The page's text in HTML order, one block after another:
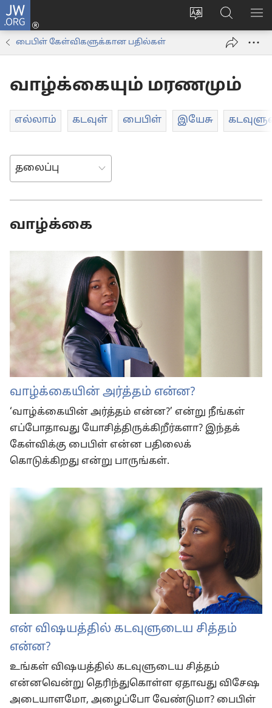
JW.ORG
மொழியை
மாற்றவும்
உள்நுழைக
window)
JW.ORG-
ல்
தேடவும்
பைபிள் கேள்விகளுக்கான பதில்கள்
வாழ்க்கையும் மரணமும்
எல்லாம் கடவுள் பைபிள் இயேசு
வாழ்க்கை
வாழ்க்கையின் அர்த்தம் என்ன?
‘வாழ்க்கையின் அர்த்தம் என்ன?’ என்று நீங்கள்
எப்போதாவது யோசித்திருக்கிறீர்களா? இந்தக்
கேள்விக்கு பைபிள் என்ன பதிலைக்
கொடுக்கிறது என்று பாருங்கள்.
என் விஷயத்தில் கடவுளுடைய சித்தம்
என்ன?
உங்கள் விஷயத்தில் கடவுளுடைய சித்தம்
என்னவென்று தெரிந்துகொள்ள ஏதாவது விசேஷ
அடையாளமோ, அழைப்போ வேண்டுமா? பைபிள்